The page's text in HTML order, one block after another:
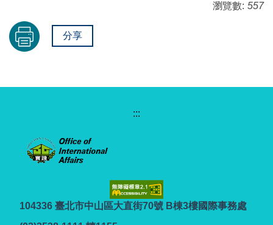
瀏覽數: 557
分享
:::
104336 臺北市中山區大直街70號 B棟3樓國際事務處